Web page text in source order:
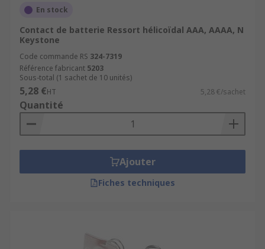
En stock
Contact de batterie Ressort hélicoïdal AAA, AAAA, N
Keystone
Code commande RS 324-7319
Référence fabricant 5203
Sous-total (1 sachet de 10 unités)
5,28 €HT 5,28 €/sachet
Quantité
Ajouter
Fiches techniques